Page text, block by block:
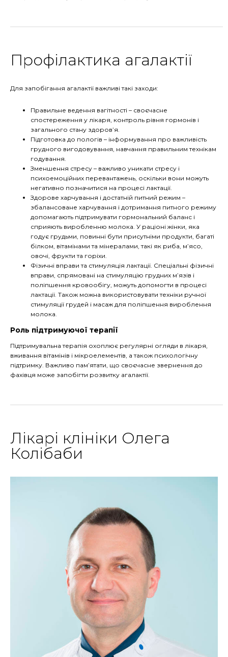
Профілактика агалактії
Для запобігання агалактії важливі такі заходи:
Правильне ведення вагітності – своєчасне
спостереження у лікаря, контроль рівня гормонів і
загального стану здоров’я.
Підготовка до пологів – інформування про важливість
грудного вигодовування, навчання правильним технікам
годування.
Зменшення стресу – важливо уникати стресу і
психоемоційних перевантажень, оскільки вони можуть
негативно позначитися на процесі лактації.
Здорове харчування і достатній питний режим –
збалансоване харчування і дотримання питного режиму
допомагають підтримувати гормональний баланс і
сприяють виробленню молока. У раціоні жінки, яка
годує грудьми, повинні бути присутніми продукти, багаті
білком, вітамінами та мінералами, такі як риба, м’ясо,
овочі, фрукти та горіхи.
Фізичні вправи та стимуляція лактації. Спеціальні фізичні
вправи, спрямовані на стимуляцію грудних м’язів і
поліпшення кровообігу, можуть допомогти в процесі
лактації. Також можна використовувати техніки ручної
стимуляції грудей і масаж для поліпшення вироблення
молока.
Роль підтримуючої терапії
Підтримувальна терапія охоплює регулярні огляди в лікаря,
вживання вітамінів і мікроелементів, а також психологічну
підтримку. Важливо пам’ятати, що своєчасне звернення до
фахівця може запобігти розвитку агалактії.
Лікарі клініки Олега
Колібаби